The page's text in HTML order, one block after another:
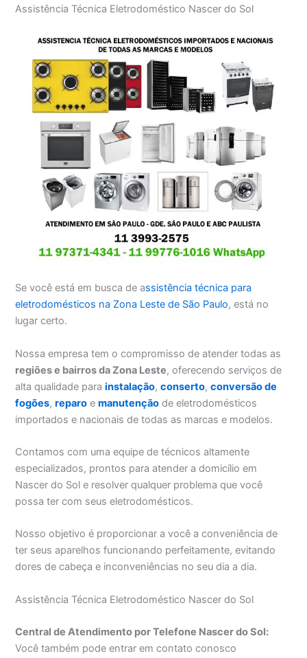
Assistência Técnica Eletrodoméstico Nascer do Sol
Se você está em busca de assistência técnica para
eletrodomésticos na Zona Leste de São Paulo, está no
lugar certo.
Nossa empresa tem o compromisso de atender todas as
regiões e bairros da Zona Leste, oferecendo serviços de
alta qualidade parainstalação,conserto,conversão de
fogões,reparo emanutenção de eletrodomésticos
importados e nacionais de todas as marcas e modelos.
Contamos com uma equipe de técnicos altamente
especializados, prontos para atender a domicílio em
Nascer do Sol e resolver qualquer problema que você
possa ter com seus eletrodomésticos.
Nosso objetivo é proporcionar a você a conveniência de
ter seus aparelhos funcionando perfeitamente, evitando
dores de cabeça e inconveniências no seu dia a dia.
Assistência Técnica Eletrodoméstico Nascer do Sol
Central de Atendimento por Telefone Nascer do Sol:
Você também pode entrar em contato conosco